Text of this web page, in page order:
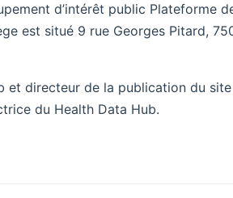
d’intérêt public Plateforme
est situé 9 rue Georges Pitard,
et directeur de la publication du
du Health Data Hub.